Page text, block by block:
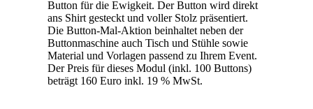
Button für die Ewigkeit. Der Button wird direkt
ans Shirt gesteckt und voller Stolz präsentiert.
Die Button-Mal-Aktion beinhaltet neben der
Buttonmaschine auch Tisch und Stühle sowie
Material und Vorlagen passend zu Ihrem Event.
Der Preis für dieses Modul (inkl. 100 Buttons)
beträgt 160 Euro inkl. 19 % MwSt.